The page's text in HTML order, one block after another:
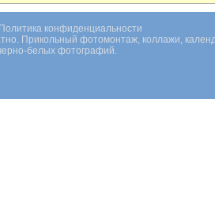
Политика конфиденциальности
Прикольный фотомонтаж, коллажи,
белых фотографий.